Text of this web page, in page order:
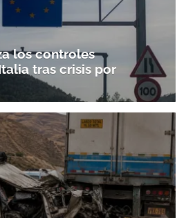
los controles
tras crisis por